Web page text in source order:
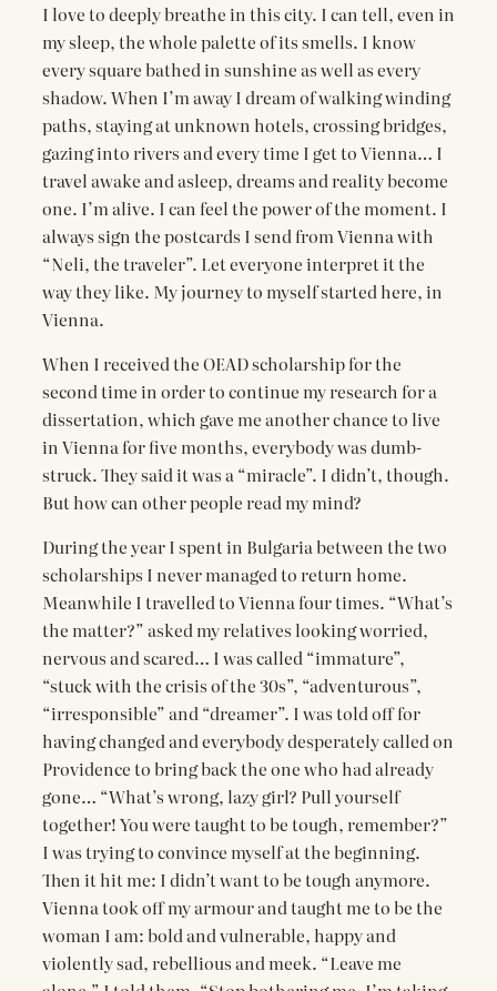
I love to deeply breathe in this city. I can tell, even in
my sleep, the whole palette of its smells. I know
every square bathed in sunshine as well as every
shadow. When I’m away I dream of walking winding
paths, staying at unknown hotels, crossing bridges,
gazing into rivers and every time I get to Vienna… I
travel awake and asleep, dreams and reality become
one. I’m alive. I can feel the power of the moment. I
always sign the postcards I send from Vienna with
“Neli, the traveler”. Let everyone interpret it the
way they like. My journey to myself started here, in
Vienna.
When I received the OEAD scholarship for the
second time in order to continue my research for a
dissertation, which gave me another chance to live
in Vienna for five months, everybody was dumb-
struck. They said it was a “miracle”. I didn’t, though.
But how can other people read my mind?
During the year I spent in Bulgaria between the two
scholarships I never managed to return home.
Meanwhile I travelled to Vienna four times. “What’s
the matter?” asked my relatives looking worried,
nervous and scared… I was called “immature”,
“stuck with the crisis of the 30s”, “adventurous”,
“irresponsible” and “dreamer”. I was told off for
having changed and everybody desperately called on
Providence to bring back the one who had already
gone… “What’s wrong, lazy girl? Pull yourself
together! You were taught to be tough, remember?”
I was trying to convince myself at the beginning.
Then it hit me: I didn’t want to be tough anymore.
Vienna took off my armour and taught me to be the
woman I am: bold and vulnerable, happy and
violently sad, rebellious and meek. “Leave me